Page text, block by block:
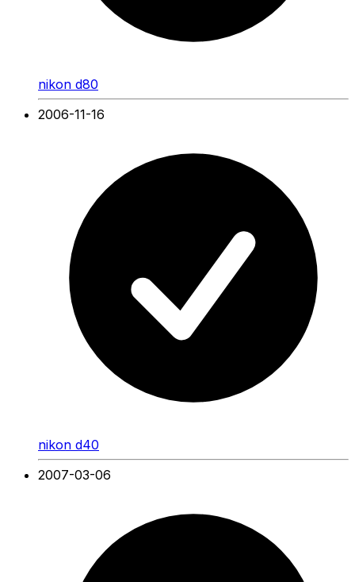
nikon d80
2006-11-16
nikon d40
2007-03-06